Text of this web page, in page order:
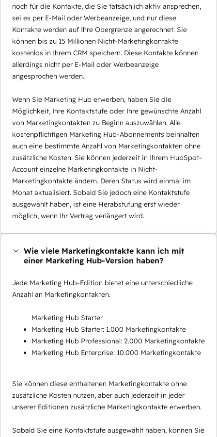
noch für die Kontakte, die Sie tatsächlich aktiv ansprechen,
sei es per E-Mail oder Werbeanzeige, und nur diese
Kontakte werden auf Ihre Obergrenze angerechnet. Sie
können bis zu 15 Millionen Nicht-Marketingkontakte
kostenlos in Ihrem CRM speichern. Diese Kontakte können
allerdings nicht per E-Mail oder Werbeanzeige
angesprochen werden.
Wenn Sie Marketing Hub erwerben, haben Sie die
Möglichkeit, Ihre Kontaktstufe oder Ihre gewünschte Anzahl
von Marketingkontakten zu Beginn auszuwählen. Alle
kostenpflichtigen Marketing Hub-Abonnements beinhalten
auch eine bestimmte Anzahl von Marketingkontakten ohne
zusätzliche Kosten. Sie können jederzeit in Ihrem HubSpot-
Account einzelne Marketingkontakte in Nicht-
Marketingkontakte ändern. Deren Status wird einmal im
Monat aktualisiert. Sobald Sie jedoch eine Kontaktstufe
ausgewählt haben, ist eine Herabstufung erst wieder
möglich, wenn Ihr Vertrag verlängert wird.
Wie viele Marketingkontakte kann ich mit
einer Marketing Hub-Version haben?
Jede Marketing Hub-Edition bietet eine unterschiedliche
Anzahl an Marketingkontakten.
Marketing Hub Starter
Marketing Hub Starter: 1.000 Marketingkontakte
Marketing Hub Professional: 2.000 Marketingkontakte
Marketing Hub Enterprise: 10.000 Marketingkontakte
Sie können diese enthaltenen Marketingkontakte ohne
zusätzliche Kosten nutzen, aber auch jederzeit in jeder
unserer Editionen zusätzliche Marketingkontakte erwerben.
Sobald Sie eine Kontaktstufe ausgewählt haben, können Sie